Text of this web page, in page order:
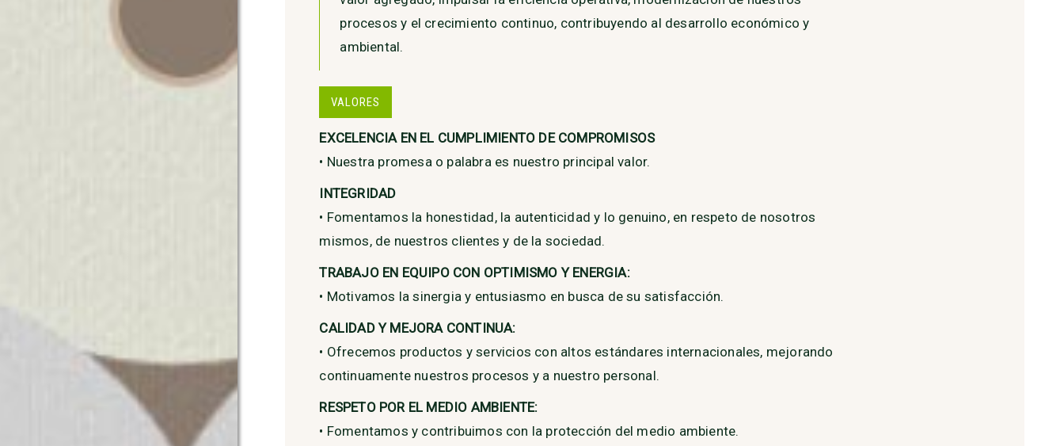
procesos y el crecimiento continuo, contribuyendo al desarrollo económico y
ambiental.
VALORES
EXCELENCIA EN EL CUMPLIMIENTO DE COMPROMISOS
• Nuestra promesa o palabra es nuestro principal valor.
INTEGRIDAD
• Fomentamos la honestidad, la autenticidad y lo genuino, en respeto de nosotros
mismos, de nuestros clientes y de la sociedad.
TRABAJO EN EQUIPO CON OPTIMISMO Y ENERGIA:
• Motivamos la sinergia y entusiasmo en busca de su satisfacción.
CALIDAD Y MEJORA CONTINUA:
• Ofrecemos productos y servicios con altos estándares internacionales, mejorando
continuamente nuestros procesos y a nuestro personal.
RESPETO POR EL MEDIO AMBIENTE:
• Fomentamos y contribuimos con la protección del medio ambiente.